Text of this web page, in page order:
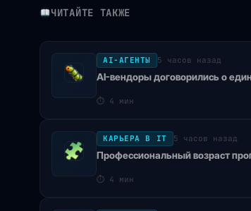
ЧИТАЙТЕ ТАКЖЕ
AI-АГЕНТЫ 5 часов назад
AI-вендоры договорились о
⏱ 4 мин
КАРЬЕРА В IT 5 часов назад
Профессиональный возраст
⏱ 4 мин